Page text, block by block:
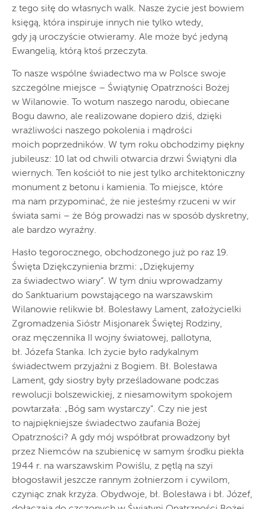
z tego siłę do własnych walk. Nasze życie jest bowiem
księgą, która inspiruje innych nie tylko wtedy,
gdy ją uroczyście otwieramy. Ale może być jedyną
Ewangelią, którą ktoś przeczyta.
To nasze wspólne świadectwo ma w Polsce swoje
szczególne miejsce – Świątynię Opatrzności Bożej
w Wilanowie. To wotum naszego narodu, obiecane
Bogu dawno, ale realizowane dopiero dziś, dzięki
wrażliwości naszego pokolenia i mądrości
moich poprzedników. W tym roku obchodzimy piękny
jubileusz: 10 lat od chwili otwarcia drzwi Świątyni dla
wiernych. Ten kościół to nie jest tylko architektoniczny
monument z betonu i kamienia. To miejsce, które
ma nam przypominać, że nie jesteśmy rzuceni w wir
świata sami – że Bóg prowadzi nas w sposób dyskretny,
ale bardzo wyraźny.
Hasło tegorocznego, obchodzonego już po raz 19.
Święta Dziękczynienia brzmi: „Dziękujemy
za świadectwo wiary”. W tym dniu wprowadzamy
do Sanktuarium powstającego na warszawskim
Wilanowie relikwie bł. Bolesławy Lament, założycielki
Zgromadzenia Sióstr Misjonarek Świętej Rodziny,
oraz męczennika II wojny światowej, pallotyna,
bł. Józefa Stanka. Ich życie było radykalnym
świadectwem przyjaźni z Bogiem. Bł. Bolesława
Lament, gdy siostry były prześladowane podczas
rewolucji bolszewickiej, z niesamowitym spokojem
powtarzała: „Bóg sam wystarczy”. Czy nie jest
to najpiękniejsze świadectwo zaufania Bożej
Opatrzności? A gdy mój współbrat prowadzony był
przez Niemców na szubienicę w samym środku piekła
1944 r. na warszawskim Powiślu, z pętlą na szyi
błogosławił jeszcze rannym żołnierzom i cywilom,
czyniąc znak krzyża. Obydwoje, bł. Bolesława i bł. Józef,